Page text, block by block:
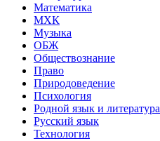
Математика
МХК
Музыка
ОБЖ
Обществознание
Право
Природоведение
Психология
Родной язык и литература
Русский язык
Технология